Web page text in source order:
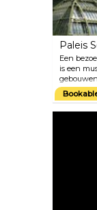
Paleis
Een
is een
charme”
de
vandaag
de
schatten
en de
1752
het best